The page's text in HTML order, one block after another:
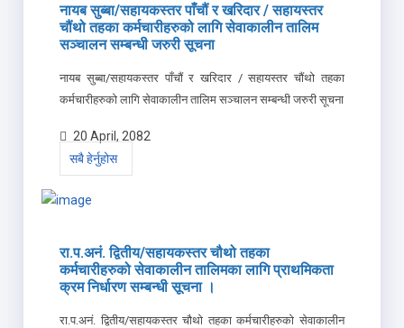
नायब सुब्बा/सहायकस्तर पाँचौं र खरिदार / सहायस्तर
चौंथो तहका कर्मचारीहरुको लागि सेवाकालीन तालिम
सञ्चालन सम्बन्धी जरुरी सूचना
नायब सुब्बा/सहायकस्तर पाँचौं र खरिदार / सहायस्तर चौंथो तहका
कर्मचारीहरुको लागि सेवाकालीन तालिम सञ्चालन सम्बन्धी जरुरी सूचना
20 April, 2082
सबै हेर्नुहोस
रा.प.अनं. द्वितीय/सहायकस्तर चौथो तहका
कर्मचारीहरुको सेवाकालीन तालिमका लागि प्राथमिकता
क्रम निर्धारण सम्बन्धी सूचना ।
रा.प.अनं. द्वितीय/सहायकस्तर चौथो तहका कर्मचारीहरुको सेवाकालीन